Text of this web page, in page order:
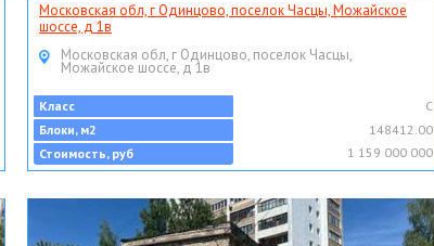
Московская обл, г Одинцово, поселок Часцы, Можайское
шоссе, д 1в
Московская обл, г Одинцово, поселок Часцы,
Можайское шоссе, д 1в
Класс
C
Блоки, м2
148412.00
Стоимость, руб
1 159 000 000